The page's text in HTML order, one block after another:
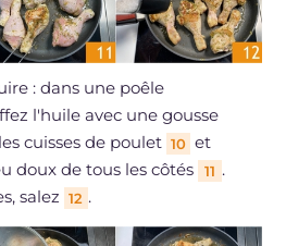
: dans une poêle
l'huile avec une gousse
cuisses de poulet 10 et
doux de tous les côtés
11 .
salez 12 .